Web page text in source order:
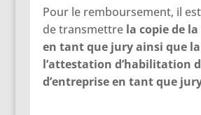
Pour le remboursement, il
de transmettre la copie de
en tant que jury ainsi que la
l’attestation d’habilitation
d’entreprise en tant que